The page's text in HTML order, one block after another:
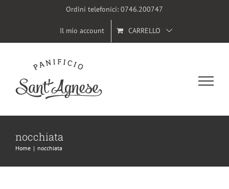
Ordini telefonici: 0746.200747
Il mio account CARRELLO
nocchiata
Home | nocchiata